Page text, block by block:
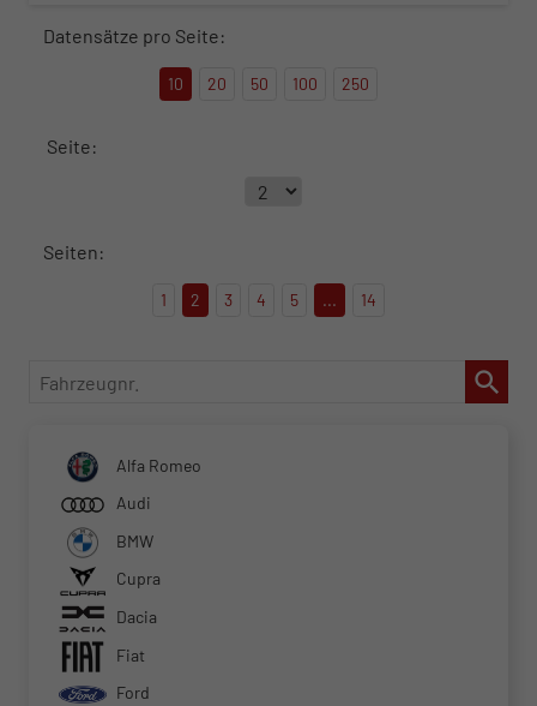
Datensätze pro Seite:
10 20 50 100 250
Seite:
Seiten:
1 2 3 4 5 ... 14
Fahrzeugnr.
Alfa Romeo
Audi
BMW
Cupra
Dacia
Fiat
Ford